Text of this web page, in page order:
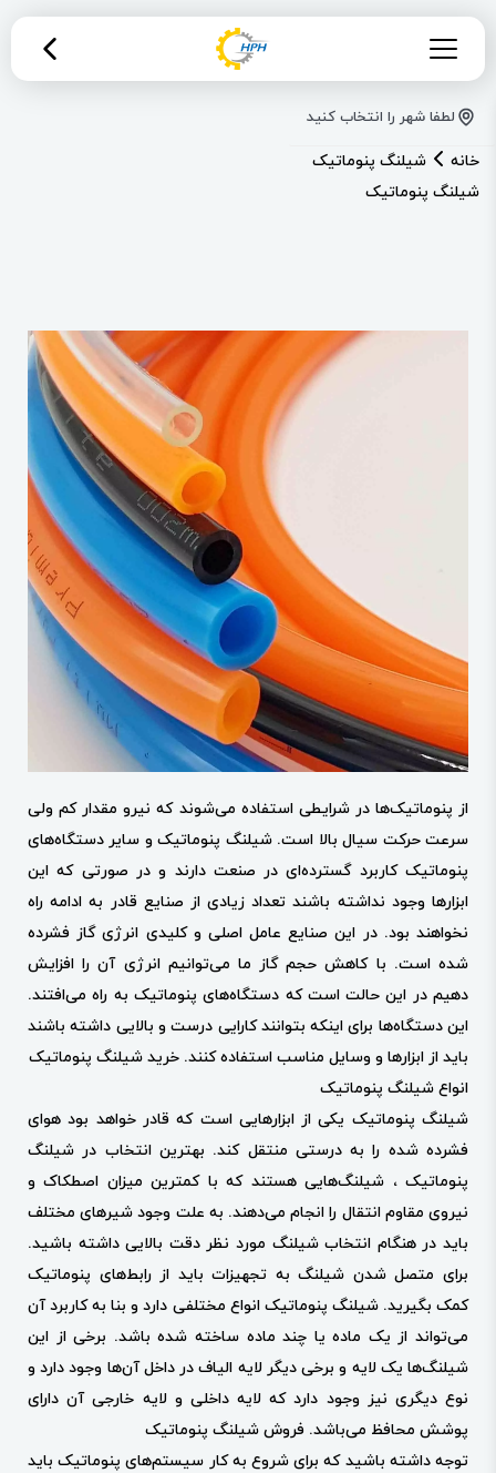
لطفا شهر را انتخاب کنید
خانه
شیلنگ پنوماتیک
شیلنگ پنوماتیک
از پنوماتیک‌ها در شرایطی استفاده می‌شوند که نیرو مقدار کم ولی
سرعت حرکت سیال بالا است. شیلنگ پنوماتیک و سایر دستگاه‌های
پنوماتیک کاربرد گسترده‌ای در صنعت دارند و در صورتی که این
ابزارها وجود نداشته باشند تعداد زیادی از صنایع قادر به ادامه راه
نخواهند بود. در این صنایع عامل اصلی و کلیدی انرژی گاز فشرده
شده است. با کاهش حجم گاز ما می‌توانیم انرژی آن را افزایش
دهیم در این حالت است که دستگاه‌های پنوماتیک به راه می‌افتند.
این دستگاه‌ها برای اینکه بتوانند کارایی درست و بالایی داشته باشند
باید از ابزارها و وسایل مناسب استفاده کنند. خرید شیلنگ پنوماتیک
انواع شیلنگ پنوماتیک
شیلنگ پنوماتیک یکی از ابزارهایی است که قادر خواهد بود هوای
فشرده شده را به درستی منتقل کند. بهترین انتخاب در شیلنگ
پنوماتیک ، شیلنگ‌هایی هستند که با کمترین میزان اصطکاک و
نیروی مقاوم انتقال را انجام می‌دهند. به علت وجود شیرهای مختلف
باید در هنگام انتخاب شیلنگ مورد نظر دقت بالایی داشته باشید.
برای متصل شدن شیلنگ به تجهیزات باید از رابط‌های پنوماتیک
کمک بگیرید. شیلنگ پنوماتیک انواع مختلفی دارد و بنا به کاربرد آن
می‌تواند از یک ماده یا چند ماده ساخته شده باشد. برخی از این
شیلنگ‌ها یک لایه و برخی دیگر لایه الیاف در داخل آن‌ها وجود دارد و
نوع دیگری نیز وجود دارد که لایه داخلی و لایه خارجی آن دارای
پوشش محافظ می‌باشد. فروش شیلنگ پنوماتیک
توجه داشته باشید که برای شروع به کار سیستم‌های پنوماتیک باید